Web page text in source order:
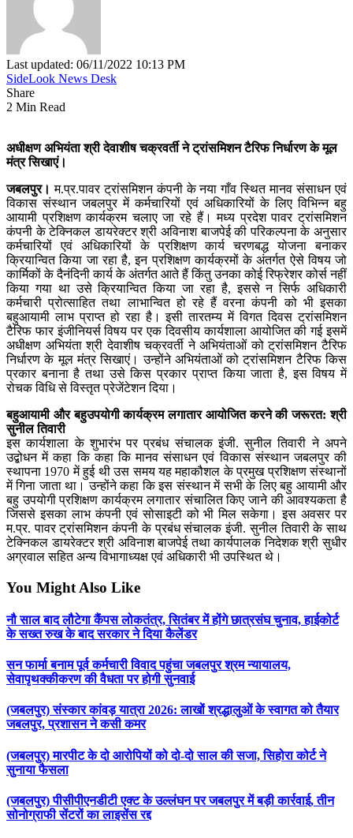
Last updated: 06/11/2022 10:13 PM
SideLook News Desk
Share
2 Min Read
अधीक्षण अभियंता श्री देवाशीष चक्रवर्ती ने ट्रांसमिशन टैरिफ निर्धारण के मूल
मंत्र सिखाएं।
जबलपुर। म.प्र.पावर ट्रांसमिशन कंपनी के नया गाँव स्थित मानव संसाधन एवं
विकास संस्थान जबलपुर में कर्मचारियों एवं अधिकारियों के लिए विभिन्न बहु
आयामी प्रशिक्षण कार्यक्रम चलाए जा रहे हैं। मध्य प्रदेश पावर ट्रांसमिशन
कंपनी के टेक्निकल डायरेक्टर श्री अविनाश बाजपेई की परिकल्पना के अनुसार
कर्मचारियों एवं अधिकारियों के प्रशिक्षण कार्य चरणबद्ध योजना बनाकर
क्रियान्वित किया जा रहा है, इन प्रशिक्षण कार्यक्रमों के अंतर्गत ऐसे विषय जो
कार्मिकों के दैनंदिनी कार्य के अंतर्गत आते हैं किंतु उनका कोई रिफ्रेशर कोर्स नहीं
किया गया था उसे क्रियान्वित किया जा रहा है, इससे न सिर्फ अधिकारी
कर्मचारी प्रोत्साहित तथा लाभान्वित हो रहे हैं वरना कंपनी को भी इसका
बहुआयामी लाभ प्राप्त हो रहा है। इसी तारतम्य में विगत दिवस ट्रांसमिशन
टैरिफ फार इंजीनियर्स विषय पर एक दिवसीय कार्यशाला आयोजित की गई इसमें
अधीक्षण अभियंता श्री देवाशीष चक्रवर्ती ने अभियंताओं को ट्रांसमिशन टैरिफ
निर्धारण के मूल मंत्र सिखाएं। उन्होंने अभियंताओं को ट्रांसमिशन टैरिफ किस
प्रकार बनाना है तथा उसे किस प्रकार प्राप्त किया जाता है, इस विषय में
रोचक विधि से विस्तृत प्रेजेंटेशन दिया।
बहुआयामी और बहुउपयोगी कार्यक्रम लगातार आयोजित करने की जरूरत: श्री
सुनील तिवारी
इस कार्यशाला के शुभारंभ पर प्रबंध संचालक इंजी. सुनील तिवारी ने अपने
उद्बोधन में कहा कि कहा कि मानव संसाधन एवं विकास संस्थान जबलपुर की
स्थापना 1970 में हुई थी उस समय यह महाकौशल के प्रमुख प्रशिक्षण संस्थानों
में गिना जाता था। उन्होंने कहा कि इस संस्थान में सभी के लिए बहु आयामी और
बहु उपयोगी प्रशिक्षण कार्यक्रम लगातार संचालित किए जाने की आवश्यकता है
जिससे इसका लाभ कंपनी एवं सोसाइटी को भी मिल सकेगा। इस अवसर पर
म.प्र. पावर ट्रांसमिशन कंपनी के प्रबंध संचालक इंजी. सुनील तिवारी के साथ
टेक्निकल डायरेक्टर श्री अविनाश बाजपेई तथा कार्यपालक निदेशक श्री सुधीर
अग्रवाल सहित अन्य विभागाध्यक्ष एवं अधिकारी भी उपस्थित थे।
You Might Also Like
नौ साल बाद लौटेगा कैंपस लोकतंत्र, सितंबर में होंगे छात्रसंघ चुनाव, हाईकोर्ट
के सख्त रुख के बाद सरकार ने दिया कैलेंडर
सन फार्मा बनाम पूर्व कर्मचारी विवाद पहुंचा जबलपुर श्रम न्यायालय,
सेवापृथक्कीकरण की वैधता पर होगी सुनवाई
(जबलपुर) संस्कार कांवड़ यात्रा 2026: लाखों श्रद्धालुओं के स्वागत को तैयार
जबलपुर, प्रशासन ने कसी कमर
(जबलपुर) मारपीट के दो आरोपियों को दो-दो साल की सजा, सिहोरा कोर्ट ने
सुनाया फैसला
(जबलपुर) पीसीपीएनडीटी एक्ट के उल्लंघन पर जबलपुर में बड़ी कार्रवाई, तीन
सोनोग्राफी सेंटरों का लाइसेंस रद्द